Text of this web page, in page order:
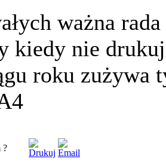
ważna
kiedy nie
roku zużywa
?